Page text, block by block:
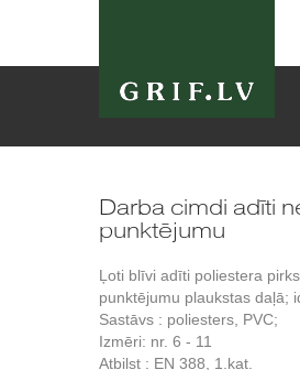
Darba cimdi adīti
punktējumu
Ļoti blīvi adīti poliestera
punktējumu plaukstas daļā;
Sastāvs : poliesters, PVC;
Izmēri: nr. 6 - 11
Atbilst : EN 388, 1.kat.